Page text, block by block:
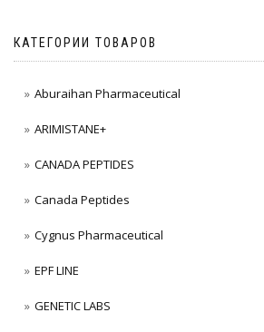
КАТЕГОРИИ ТОВАРОВ
Aburaihan Pharmaceutical
ARIMISTANE+
CANADA PEPTIDES
Canada Peptides
Cygnus Pharmaceutical
EPF LINE
GENETIC LABS